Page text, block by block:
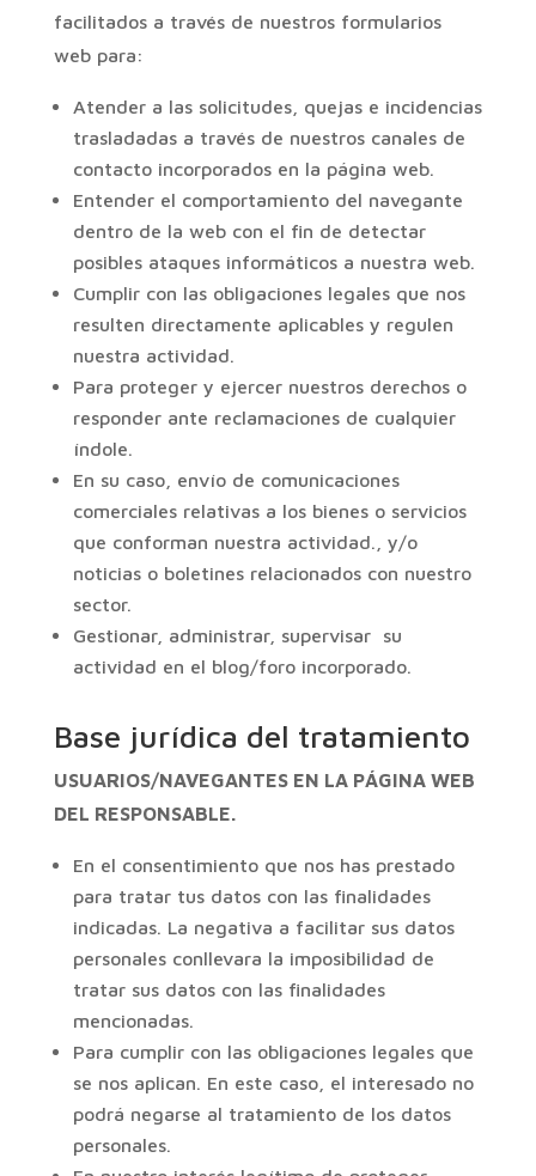
facilitados a través de nuestros formularios
web para:
Atender a las solicitudes, quejas e incidencias
trasladadas a través de nuestros canales de
contacto incorporados en la página web.
Entender el comportamiento del navegante
dentro de la web con el fin de detectar
posibles ataques informáticos a nuestra web.
Cumplir con las obligaciones legales que nos
resulten directamente aplicables y regulen
nuestra actividad.
Para proteger y ejercer nuestros derechos o
responder ante reclamaciones de cualquier
índole.
En su caso, envío de comunicaciones
comerciales relativas a los bienes o servicios
que conforman nuestra actividad., y/o
noticias o boletines relacionados con nuestro
sector.
Gestionar, administrar, supervisar su
actividad en el blog/foro incorporado.
Base jurídica del tratamiento
USUARIOS/NAVEGANTES EN LA PÁGINA WEB
DEL RESPONSABLE.
En el consentimiento que nos has prestado
para tratar tus datos con las finalidades
indicadas. La negativa a facilitar sus datos
personales conllevara la imposibilidad de
tratar sus datos con las finalidades
mencionadas.
Para cumplir con las obligaciones legales que
se nos aplican. En este caso, el interesado no
podrá negarse al tratamiento de los datos
personales.